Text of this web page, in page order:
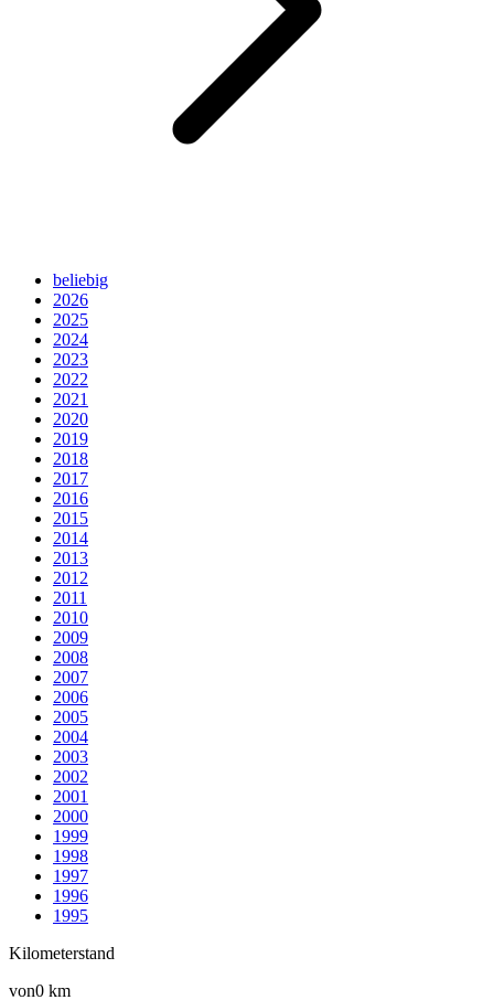
beliebig
2026
2025
2024
2023
2022
2021
2020
2019
2018
2017
2016
2015
2014
2013
2012
2011
2010
2009
2008
2007
2006
2005
2004
2003
2002
2001
2000
1999
1998
1997
1996
1995
Kilometerstand
von0 km